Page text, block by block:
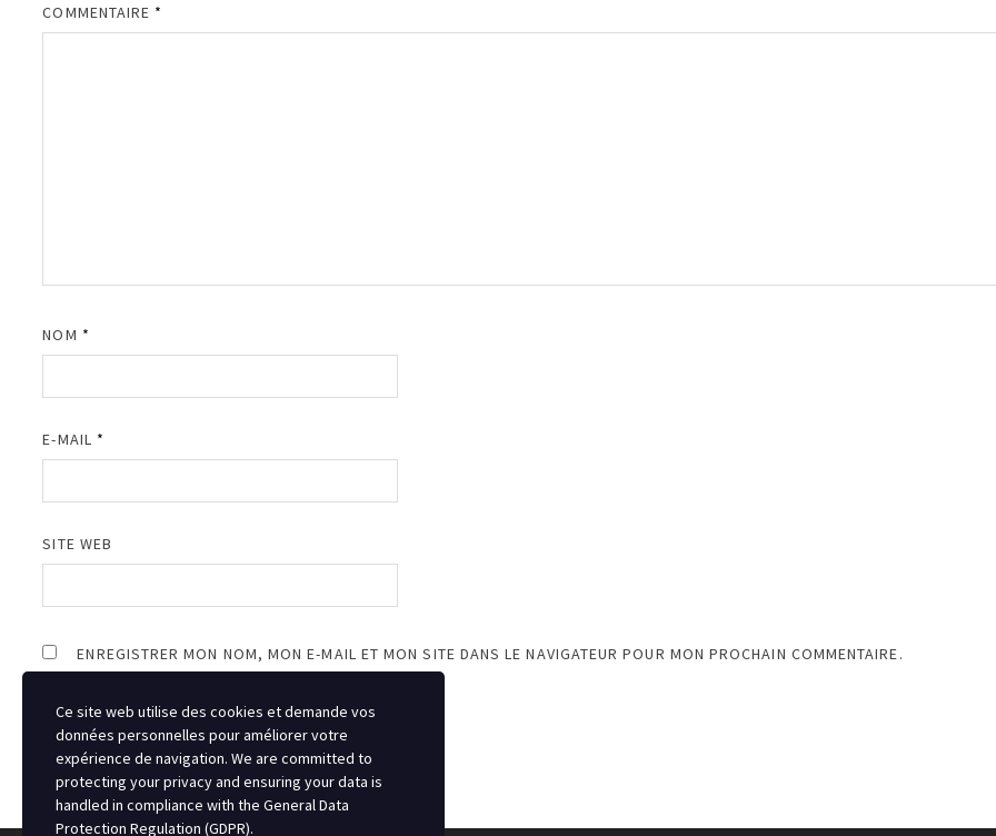
COMMENTAIRE *
NOM *
E-MAIL *
SITE WEB
ENREGISTRER MON NOM, MON E-MAIL ET MON SITE DANS LE NAVIGATEUR POUR MON PROCHAIN COMMENTAIRE.
Ce site web utilise des cookies et demande vos
données personnelles pour améliorer votre
expérience de navigation. We are committed to
protecting your privacy and ensuring your data is
handled in compliance with the General Data
Protection Regulation (GDPR).